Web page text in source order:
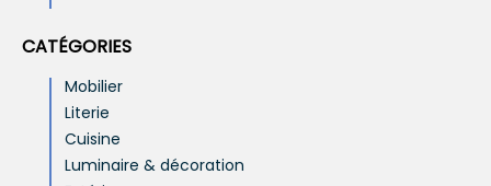
CATÉGORIES
Mobilier
Literie
Cuisine
Luminaire & décoration